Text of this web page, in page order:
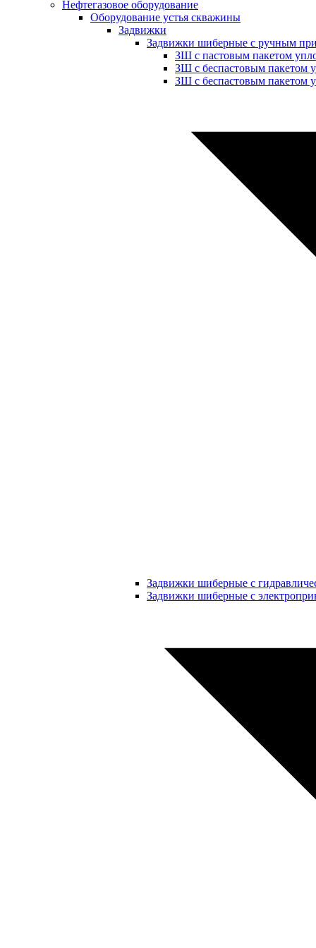
Нефтегазовое оборудование
Оборудование устья скважины
Задвижки
Задвижки шиберные с ручным
ЗШ с пастовым пакетом
ЗШ с беспастовым пакетом
ЗШ с беспастовым пакетом
Задвижки шиберные с
Задвижки шиберные с